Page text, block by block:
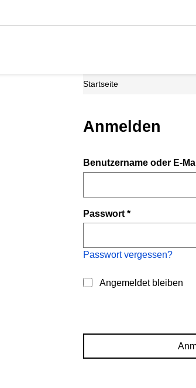
Startseite
Anmelden
Benutzername oder E-
Passwort*
Passwort vergessen?
Angemeldet bleiben